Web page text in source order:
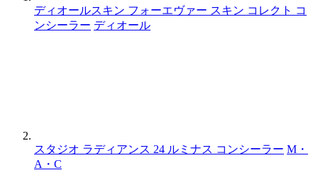
ディオールスキン フォーエヴァー スキン コレクト コ
ンシーラー ディオール
スタジオ ラディアンス 24 ルミナス コンシーラー M・
A・C